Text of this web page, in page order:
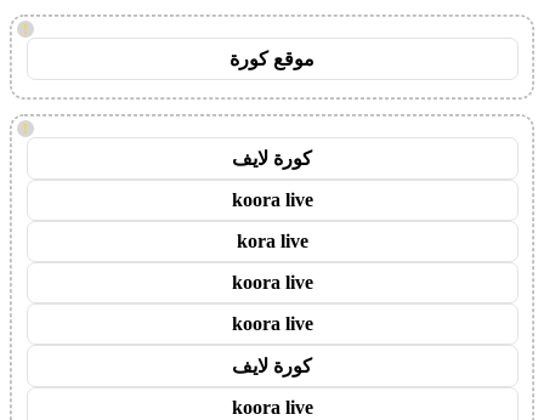
!
موقع كورة
!
كورة لايف
koora live
kora live
koora live
koora live
كورة لايف
koora live